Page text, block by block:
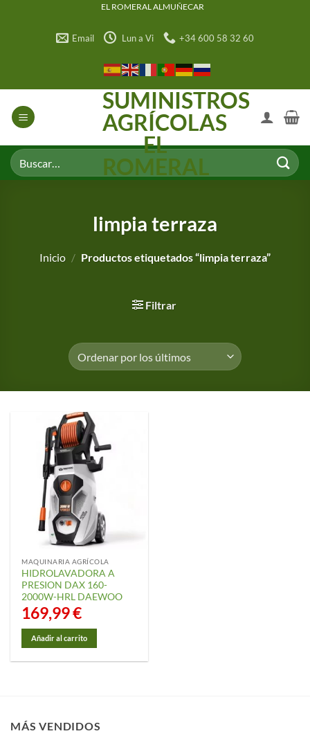
EL ROMERAL ALMUÑECAR
Email Lun a Vi +34 600 58 32 60
SUMINISTROS
AGRÍCOLAS
EL
ROMERAL
Buscar
por:
limpia terraza
Inicio / Productos etiquetados “limpia terraza”
Filtrar
MAQUINARIA AGRÍCOLA
HIDROLAVADORA A
PRESION DAX 160-
2000W-HRL DAEWOO
169,99€
Añadir al carrito
MÁS VENDIDOS